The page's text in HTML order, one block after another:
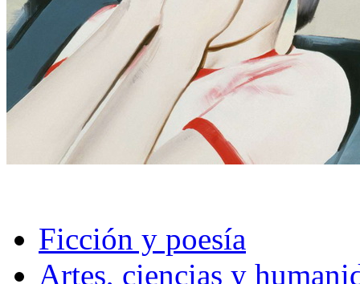
Ficción y poesía
Artes, ciencias y